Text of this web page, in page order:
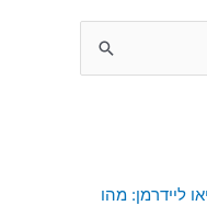
ליידרמן: מהו